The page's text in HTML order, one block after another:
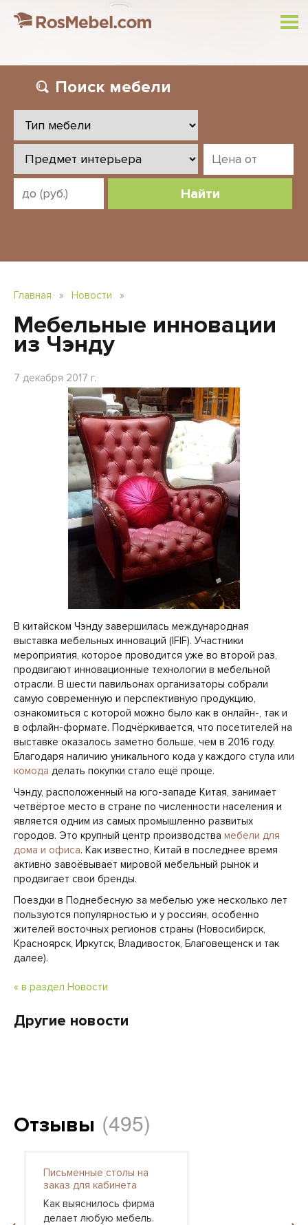
Поиск мебели
Найти
Главная » Новости »
Мебельные инновации
из Чэнду
7 декабря 2017 г.
В китайском Чэнду завершилась международная
выставка мебельных инноваций (IFIF). Участники
мероприятия, которое проводится уже во второй раз,
продвигают инновационные технологии в мебельной
отрасли. В шести павильонах организаторы собрали
самую современную и перспективную продукцию,
ознакомиться с которой можно было как в онлайн-, так и
в офлайн-формате. Подчёркивается, что посетителей на
выставке оказалось заметно больше, чем в 2016 году.
Благодаря наличию уникального кода у каждого стула или
комода делать покупки стало ещё проще.
Чэнду, расположенный на юго-западе Китая, занимает
четвёртое место в стране по численности населения и
является одним из самых промышленно развитых
городов. Это крупный центр производства мебели для
дома и офиса. Как известно, Китай в последнее время
активно завоёвывает мировой мебельный рынок и
продвигает свои бренды.
Поездки в Поднебесную за мебелью уже несколько лет
пользуются популярностью и у россиян, особенно
жителей восточных регионов страны (Новосибирск,
Красноярск, Иркутск, Владивосток, Благовещенск и так
далее).
« в раздел Новости
Другие новости
Отзывы (495)
Письменные столы на
заказ для кабинета
Как выяснилось фирма
делает любую мебель.